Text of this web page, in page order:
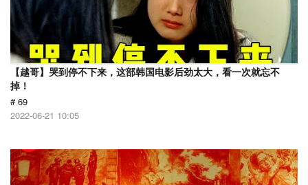
【越哥】哭到停不下来，这部韩国电影后劲太大，看一次就忘不
掉！
# 69
2022-06-21 10:05